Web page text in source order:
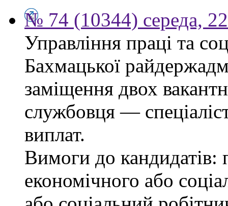
№ 74 (10344) середа,
Управління праці та
Бахмацької
заміщення двох
службовця —
виплат.
Вимоги до кандидатів:
економічного або